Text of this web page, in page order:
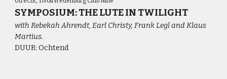
SYMPOSIUM: THE LUTE IN TWILIGHT
with Rebekah Ahrendt, Earl Christy, Frank Legl and Klaus
Martius.
DUUR:Ochtend